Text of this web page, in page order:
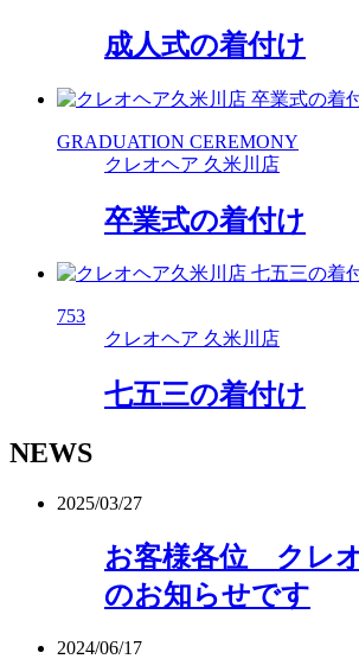
成人式の着付け
GRADUATION CEREMONY
クレオヘア 久米川店
卒業式の着付け
753
クレオヘア 久米川店
七五三の着付け
NEWS
2025/03/27
お客様各位 クレ
のお知らせです
2024/06/17